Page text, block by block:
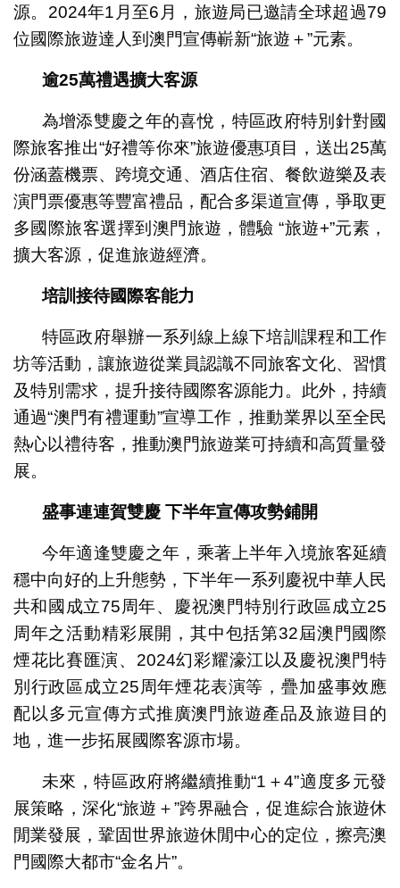
源。2024年1月至6月，旅遊局已邀請全球超過79
位國際旅遊達人到澳門宣傳嶄新“旅遊＋”元素。
逾25萬禮遇擴大客源
為增添雙慶之年的喜悅，特區政府特別針對國
際旅客推出“好禮等你來”旅遊優惠項目，送出25萬
份涵蓋機票、跨境交通、酒店住宿、餐飲遊樂及表
演門票優惠等豐富禮品，配合多渠道宣傳，爭取更
多國際旅客選擇到澳門旅遊，體驗 “旅遊+”元素，
擴大客源，促進旅遊經濟。
培訓接待國際客能力
特區政府舉辦一系列線上線下培訓課程和工作
坊等活動，讓旅遊從業員認識不同旅客文化、習慣
及特別需求，提升接待國際客源能力。此外，持續
通過“澳門有禮運動”宣導工作，推動業界以至全民
熱心以禮待客，推動澳門旅遊業可持續和高質量發
展。
盛事連連賀雙慶 下半年宣傳攻勢鋪開
今年適逢雙慶之年，乘著上半年入境旅客延續
穩中向好的上升態勢，下半年一系列慶祝中華人民
共和國成立75周年、慶祝澳門特別行政區成立25
周年之活動精彩展開，其中包括第32屆澳門國際
煙花比賽匯演、2024幻彩耀濠江以及慶祝澳門特
別行政區成立25周年煙花表演等，疊加盛事效應
配以多元宣傳方式推廣澳門旅遊產品及旅遊目的
地，進一步拓展國際客源市場。
未來，特區政府將繼續推動“1＋4”適度多元發
展策略，深化“旅遊＋”跨界融合，促進綜合旅遊休
閒業發展，鞏固世界旅遊休閒中心的定位，擦亮澳
門國際大都市“金名片”。